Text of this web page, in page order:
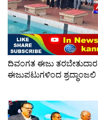
ದಿವಂಗತ ಈಜು
ಈಜುಪಟುಗಳಿಂದ ಶ್ರದ್ಧಾಂಜಲಿ